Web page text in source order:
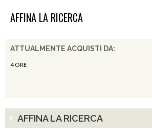
AFFINA LA RICERCA
ATTUALMENTE ACQUISTI DA:
4 ORE
AFFINA LA RICERCA